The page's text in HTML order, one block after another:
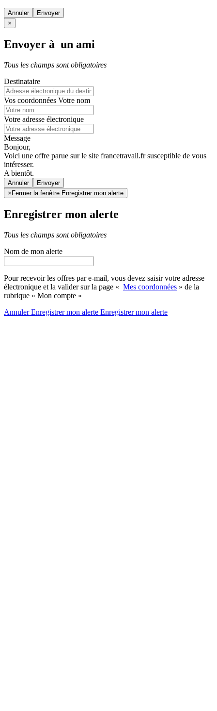
Annuler
×
Envoyer à un ami
Tous les champs sont obligatoires
Destinataire
Vos coordonnées Votre nom
Votre adresse électronique
Message
Bonjour,
Voici une offre parue sur le site francetravail.fr susceptible de vous
intéresser.
A bientôt.
Annuler
× Fermer la fenêtre Enregistrer mon alerte
Enregistrer mon alerte
Tous les champs sont obligatoires
Nom de mon alerte
Pour recevoir les offres par e-mail, vous devez saisir votre adresse
électronique et la valider sur la page « Mes coordonnées » de la
rubrique « Mon compte »
AnnulerEnregistrer mon alerte Enregistrermon alerte